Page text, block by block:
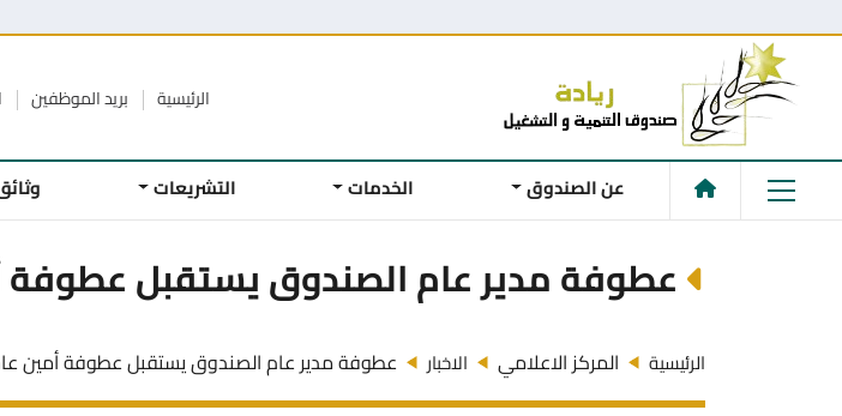
الرئيسية بريد الموظفين
عن الصندوق الخدمات التشريعات
عطوفة مدير عام الصندوق يستقبل عطوفة
الرئيسية المركز الاعلامي الاخبار عطوفة مدير عام الصندوق يستقبل عطوفة أمين عام